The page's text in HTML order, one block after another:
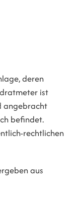
deren
ist
angebracht
befindet.
rechtlichen
aus